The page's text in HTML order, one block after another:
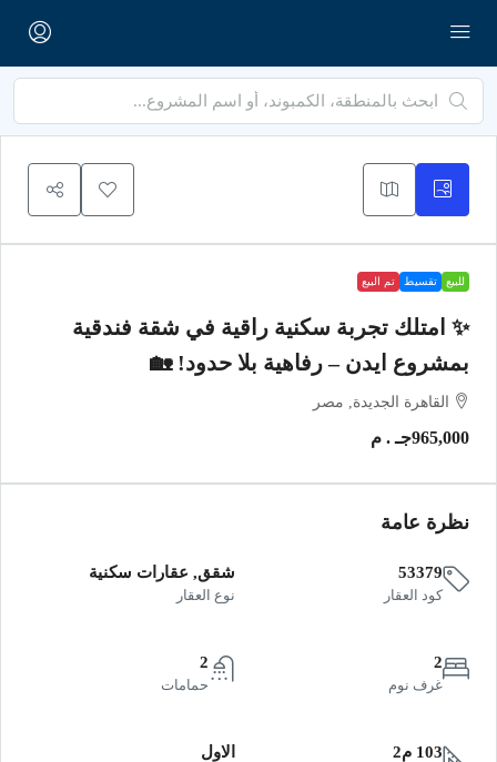
للبيع تقسيط تم البيع
✨ امتلك تجربة سكنية راقية في شقة فندقية
بمشروع ايدن – رفاهية بلا حدود! 🏡
القاهرة الجديدة, مصر
965,000جـ . م
نظرة عامة
53379
كود العقار
شقق, عقارات سكنية
نوع العقار
2
غرف نوم
2
حمامات
103 م2 الاول